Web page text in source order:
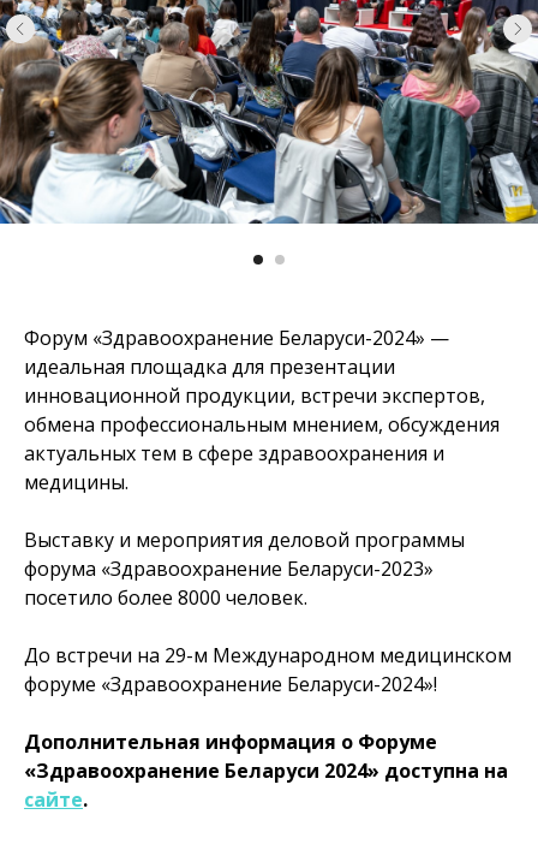
Форум «Здравоохранение Беларуси-2024» —
идеальная площадка для презентации
инновационной продукции, встречи экспертов,
обмена профессиональным мнением, обсуждения
актуальных тем в сфере здравоохранения и
медицины.
Выставку и мероприятия деловой программы
форума «Здравоохранение Беларуси-2023»
посетило более 8000 человек.
До встречи на 29-м Международном медицинском
форуме «Здравоохранение Беларуси-2024»!
Дополнительная информация о Форуме
«Здравоохранение Беларуси 2024» доступна на
сайте.